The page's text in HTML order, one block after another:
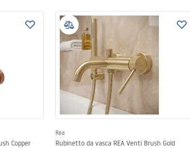
vasca REA Venti Brush Copper
Rea
Rubinetto da vasca REA Venti Brush Gold